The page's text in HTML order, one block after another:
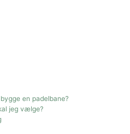
en padelbane?
jeg vælge?